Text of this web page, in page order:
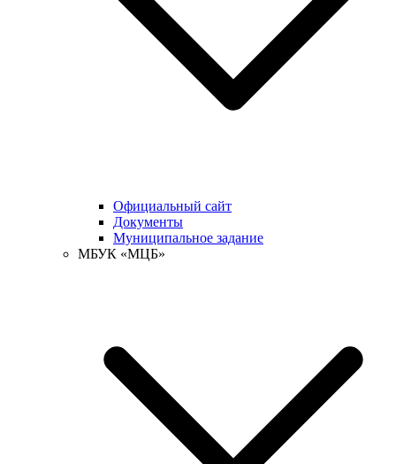
Официальный сайт
Документы
Муниципальное задание
МБУК «МЦБ»